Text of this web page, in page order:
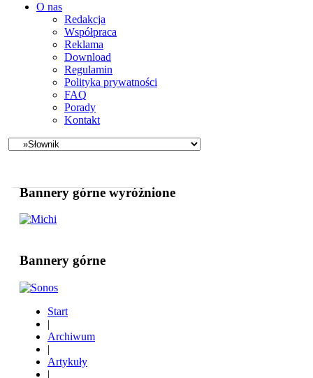
O nas
Redakcja
Współpraca
Reklama
Download
Regulamin
Polityka prywatności
FAQ
Porady
Kontakt
Bannery górne wyróżnione
Bannery górne
Start
|
Archiwum
|
Artykuły
|